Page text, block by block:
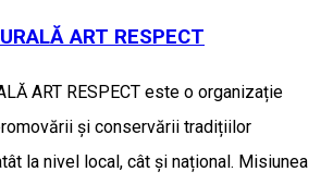
ART RESPECT
ART RESPECT este o organizație
și conservării tradițiilor
la nivel local, cât și național. Misiunea